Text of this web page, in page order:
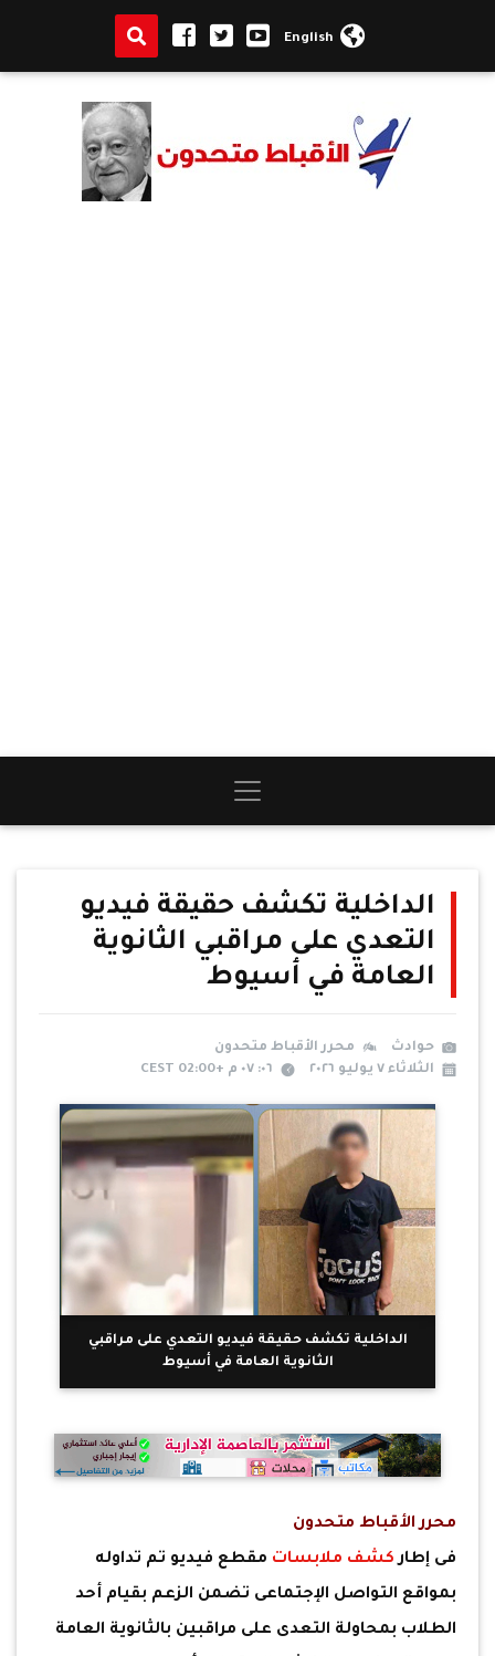
English
الداخلية تكشف حقيقة فيديو
التعدي على مراقبي الثانوية
العامة في أسيوط
حوادث
محرر الأقباط متحدون
الثلاثاء ٧ يوليو ٢٠٢٦
٠٦: ٠٧ م +02:00 CEST
الداخلية تكشف حقيقة فيديو التعدي على مراقبي
الثانوية العامة في أسيوط
محرر الأقباط متحدون
فى إطاركشف ملابسات مقطع فيديو تم تداوله
بمواقع التواصل الإجتماعى تضمن الزعم بقيام أحد
الطلاب بمحاولة التعدى على مراقبين بالثانوية العامة